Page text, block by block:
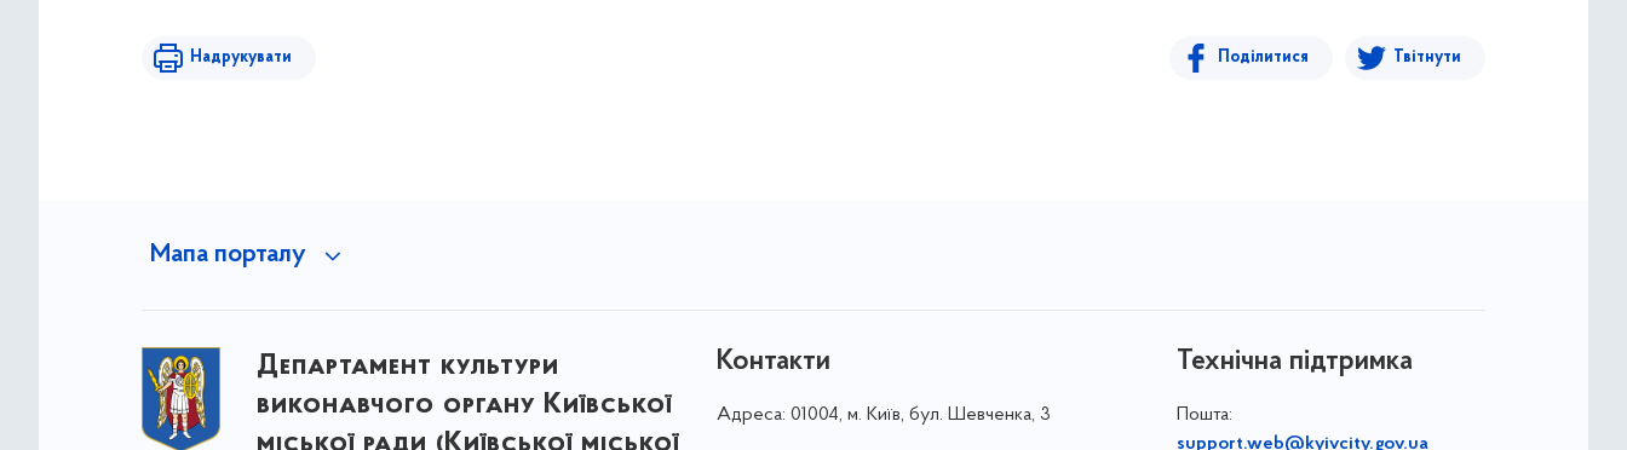
Надрукувати Поділитися Твітнути
Мапа порталу
Департамент культури
виконавчого органу Київської
міської ради (Київської міської
Контакти
Адреса: 01004, м. Київ, бул. Шевченка, 3
Технічна підтримка
Пошта:
support.web@kyivcity.gov.ua